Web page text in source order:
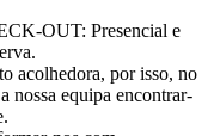
OUT: Presencial e
acolhedora, por isso, no
nossa equipa encontrar-